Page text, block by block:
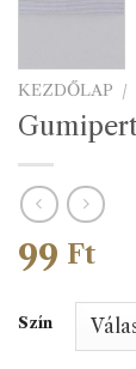
KEZDŐLAP /
99 Ft
Szín